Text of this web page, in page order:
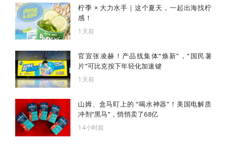
柠季 × 大力水手｜这个夏天，一起出海找柠
感！
1天前
官宣张凌赫！产品线集体“焕新”，“国民薯
片”可比克按下年轻化加速键
1天前
山姆、盒马盯上的 “喝水神器”！美国电解质
冲剂“黑马”，悄悄卖了68亿
14小时前